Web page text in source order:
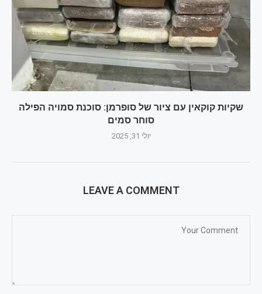
שקיות קוקאין עם ציור של סופרמן: סוכנת סמויה הפילה
סוחר סמים
יולי 31, 2025
LEAVE A COMMENT